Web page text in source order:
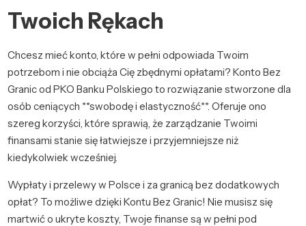
Twoich Rękach
Chcesz mieć konto, które w pełni odpowiada Twoim
potrzebom i nie obciąża Cię zbędnymi opłatami? Konto Bez
Granic od PKO Banku Polskiego to rozwiązanie stworzone dla
osób ceniących **swobodę i elastyczność**. Oferuje ono
szereg korzyści, które sprawią, że zarządzanie Twoimi
finansami stanie się łatwiejsze i przyjemniejsze niż
kiedykolwiek wcześniej.
Wypłaty i przelewy w Polsce i za granicą bez dodatkowych
opłat? To możliwe dzięki Kontu Bez Granic! Nie musisz się
martwić o ukryte koszty, Twoje finanse są w pełni pod